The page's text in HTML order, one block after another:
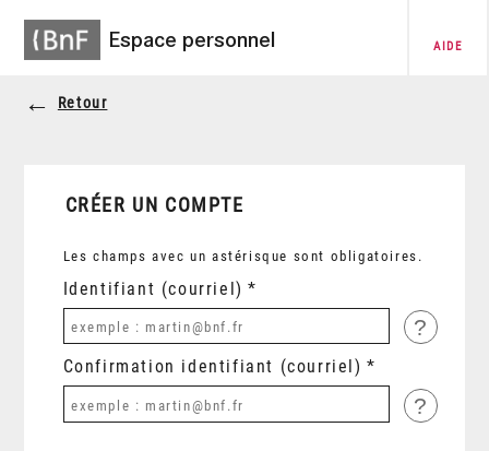
Espace personnel AIDE
Retour
CRÉER UN COMPTE
Les champs avec un astérisque sont obligatoires.
Identifiant (courriel)
?
Confirmation identifiant (courriel)
?